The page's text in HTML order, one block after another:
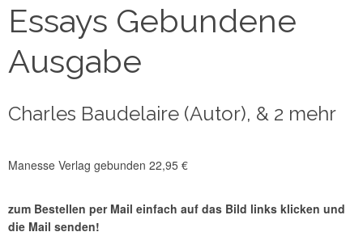
Essays Gebundene
Ausgabe
Charles Baudelaire (Autor), & 2 mehr
Manesse Verlag gebunden 22,95 €
zum Bestellen per Mail einfach auf das Bild links klicken und
die Mail senden!